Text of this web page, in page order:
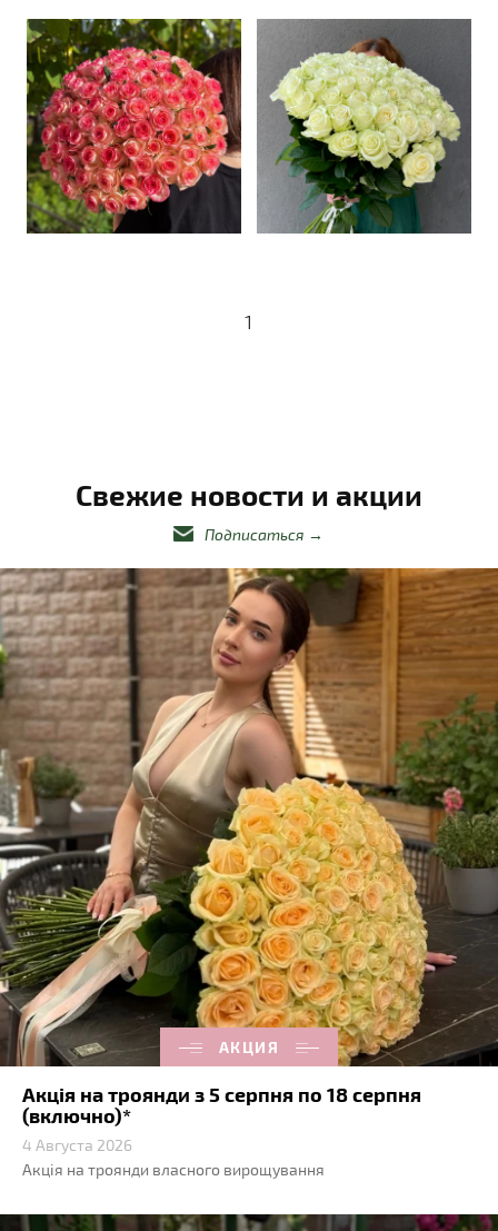
1
Свежие новости и акции
Подписаться →
АКЦИЯ
Акція на троянди з 5 серпня по 18 серпня
(включно)*
4 Августа 2026
Акція на троянди власного вирощування